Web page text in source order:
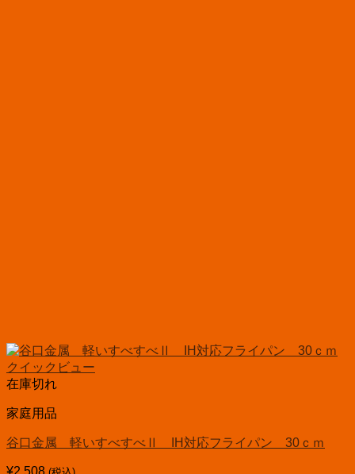
クイックビュー
在庫切れ
家庭用品
谷口金属 軽いすべすべⅡ IH対応フライパン 30ｃｍ